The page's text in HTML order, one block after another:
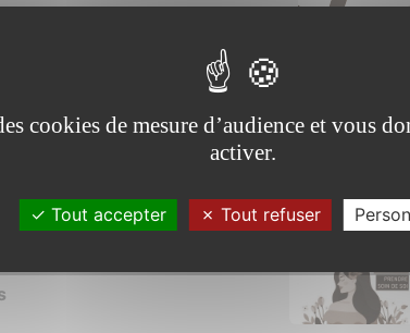
cancers
cookies de mesure d’audience et vous
activer.
Tout accepter Tout refuser